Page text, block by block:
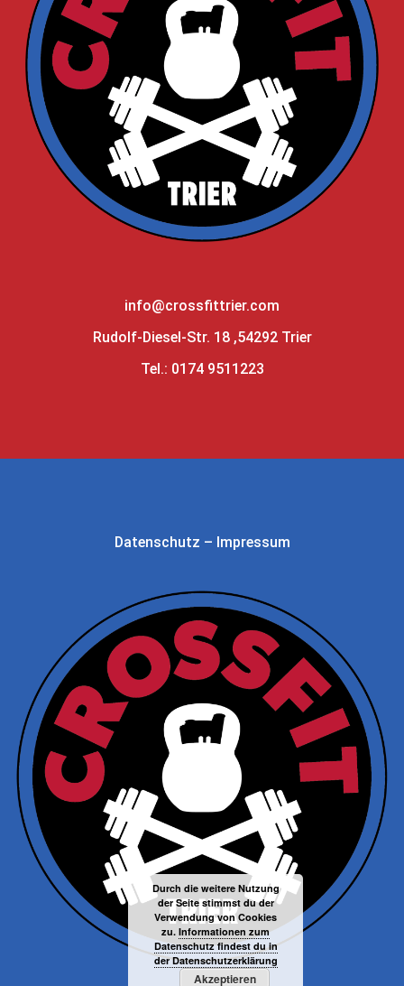
info@crossfittrier.com
Rudolf-Diesel-Str. 18 ,54292 Trier
Tel.: 0174 9511223
Datenschutz – Impressum
Durch die weitere Nutzung
der Seite stimmst du der
Verwendung von Cookies
zu. Informationen zum
Datenschutz findest du in
der Datenschutzerklärung
Akzeptieren